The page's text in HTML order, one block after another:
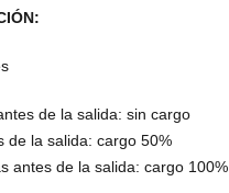
de la salida: sin cargo
de la salida: cargo 50%
antes de la salida: cargo 100%